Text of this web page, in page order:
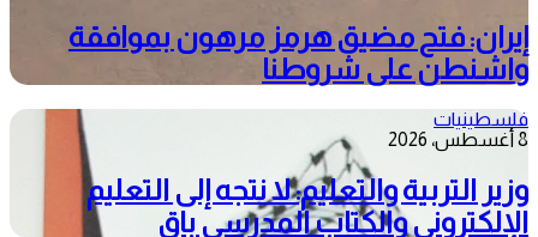
إيران: فتح مضيق هرمز مرهون بموافقة
واشنطن على شروطنا
فلسطينيات
8 أغسطس، 2026
وزير التربية والتعليم: لا نتجه إلى التعليم
الإلكتروني والكتاب المدرسي باقٍ